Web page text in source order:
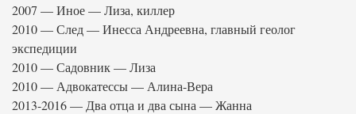
2007 — Иное — Лиза, киллер
2010 — След — Инесса Андреевна, главный геолог
экспедиции
2010 — Садовник — Лиза
2010 — Адвокатессы — Алина-Вера
2013-2016 — Два отца и два сына — Жанна